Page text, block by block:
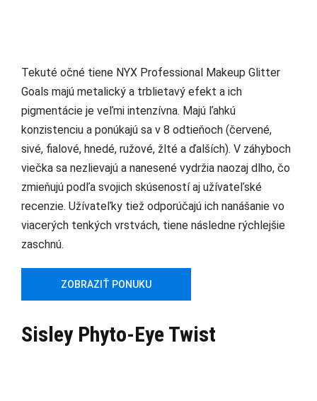
Tekuté očné tiene NYX Professional Makeup Glitter
Goals majú metalický a trblietavý efekt a ich
pigmentácie je veľmi intenzívna. Majú ľahkú
konzistenciu a ponúkajú sa v 8 odtieňoch (červené,
sivé, fialové, hnedé, ružové, žlté a ďalších). V záhyboch
viečka sa nezlievajú a nanesené vydržia naozaj dlho, čo
zmieňujú podľa svojich skúseností aj užívateľské
recenzie. Užívateľky tiež odporúčajú ich nanášanie vo
viacerých tenkých vrstvách, tiene následne rýchlejšie
zaschnú.
ZOBRAZIŤ PONUKU
Sisley Phyto-Eye Twist